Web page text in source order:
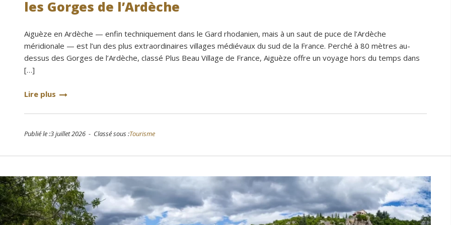
les Gorges de l’Ardèche
Aiguèze en Ardèche — enfin techniquement dans le Gard rhodanien, mais à un saut de puce de l’Ardèche
méridionale — est l’un des plus extraordinaires villages médiévaux du sud de la France. Perché à 80 mètres au-
dessus des Gorges de l’Ardèche, classé Plus Beau Village de France, Aiguèze offre un voyage hors du temps dans
[…]
Lire plus
Publié le :3 juillet 2026 - Classé sous :Tourisme
Privatisation du domaine complet.Un très
prestations ( paella, canoë....),que nous
avons tous apprécié.Des couchages
confortables.Nous reviendrons avec
réunissant 25 personnes à l’occasion
80 ans de nos parents, et tout s’est
parfaitement déroulé du début à la
partager les repas et les activités.Un
propriétaires pour leur disponibilité,
écoute et leur gentillesse tout au
l’organisation. Nous avons été très
accompagnés avant le week-end